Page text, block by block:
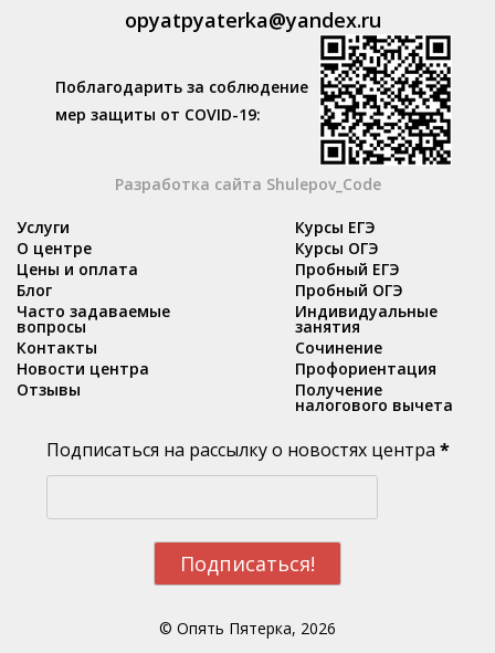
Подписаться на рассылку о новостях центра *
© Опять Пятерка, 2026
Услуги
О центре
Цены и оплата
Блог
Часто задаваемые
вопросы
Контакты
Новости центра
Отзывы
Курсы ЕГЭ
Курсы ОГЭ
Пробный ЕГЭ
Пробный ОГЭ
Индивидуальные
занятия
Сочинение
Профориентация
Получение
налогового вычета
opyatpyaterka@yandex.ru
Поблагодарить за соблюдение
мер защиты от COVID-19:
Разработка сайта Shulepov_Code